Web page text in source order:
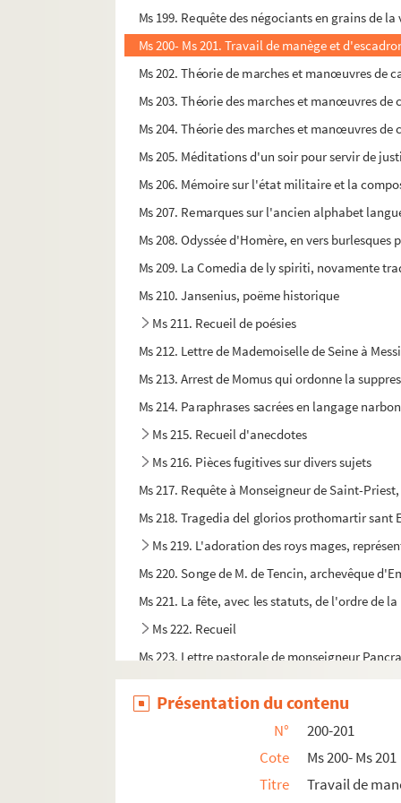
Ms 199. Requête des négociants en grains de
Ms 200- Ms 201. Travail de manège et
Ms 202. Théorie de marches et manœuvres de
Ms 203. Théorie des marches et manœuvres de
Ms 204. Théorie des marches et manœuvres de
Ms 205. Méditations d'un soir pour servir de
Ms 206. Mémoire sur l'état militaire et la
Ms 207. Remarques sur l'ancien alphabet
Ms 208. Odyssée d'Homère, en vers burlesques
Ms 209. La Comedia de ly spiriti, novamente
Ms 210. Jansenius, poëme historique
Ms 211. Recueil de poésies
Ms 212. Lettre de Mademoiselle de Seine à
Ms 213. Arrest de Momus qui ordonne la
Ms 214. Paraphrases sacrées en langage
Ms 215. Recueil d'anecdotes
Ms 216. Pièces fugitives sur divers sujets
Ms 217. Requête à Monseigneur de Saint-
Ms 218. Tragedia del glorios prothomartir sant
Ms 219. L'adoration des roys mages,
Ms 220. Songe de M. de Tencin, archevêque
Ms 221. La fête, avec les statuts, de l'ordre de
Ms 222. Recueil
Ms 223. Lettre pastorale de monseigneur
Ms 224. Appel de MM. les députés à
Ms 225. Recueil de diverses chansons
Ms 226. Recueil de pièces de vers, sonnets,
Ms 227. Histoire de noble Amans Couchard,
Ms 228. Calendrier inventé par la République
Présentation du contenu
N°
200-201
Cote
Ms 200- Ms 201
Titre
Travail de